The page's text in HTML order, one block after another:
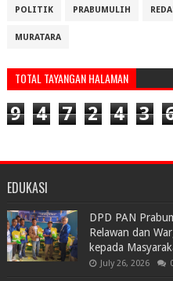
POLITIK PRABUMULIH
MURATARA
TOTAL TAYANGAN HALAMAN
9 4 7 2 4 3
EDUKASI
DPD PAN
Relawan dan
kepada
July 26, 2026